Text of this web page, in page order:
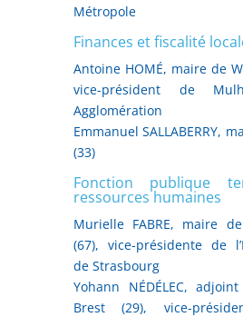
Métropole
Finances et fiscalité
Antoine HOMÉ, maire de
vice-président de
Agglomération
Emmanuel SALLABERRY,
(33)
Fonction publique
ressources humaines
Murielle FABRE, maire
(67), vice-présidente de
de Strasbourg
Yohann NÉDÉLEC,
Brest (29), vice-